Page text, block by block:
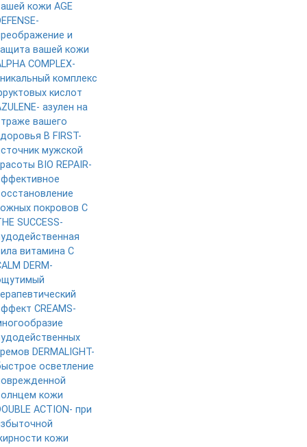
кожи AGE
и
вашей кожи
COMPLEX-
комплекс
кислот
азулен на
вашего
B FIRST-
мужской
BIO REPAIR-
покровов C
SUCCESS-
витамина C
DERM-
CREAMS-
DERMALIGHT-
осветление
кожи
ACTION- при
кожи